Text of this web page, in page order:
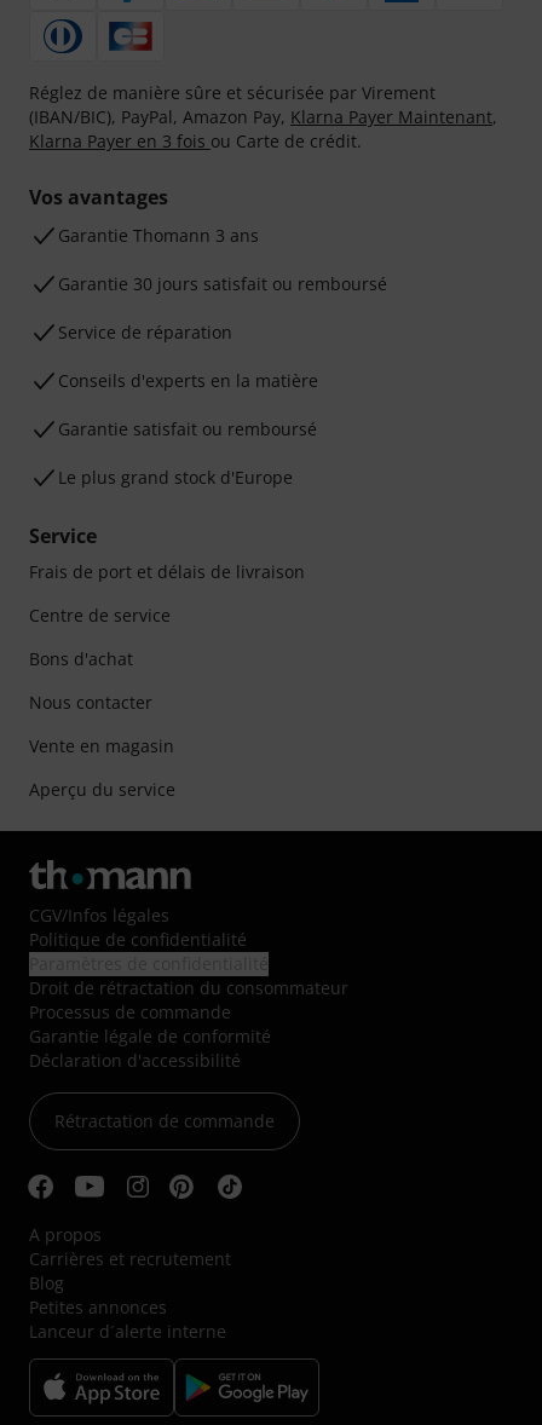
Réglez de manière sûre et sécurisée par Virement
(IBAN/BIC), PayPal, Amazon Pay, Klarna Payer Maintenant,
Klarna Payer en 3 fois ou Carte de crédit.
Vos avantages
Ga­ran­tie Thomann 3 ans
Garantie 30 jours satisfait ou remboursé
Service de réparation
Conseils d'experts en la matière
Garantie satisfait ou remboursé
Le plus grand stock d'Europe
Service
Frais de port et délais de livraison
Centre de service
Bons d'achat
Nous contacter
Vente en magasin
Aperçu du service
CGV/Infos légales
Politique de confidentialité
Droit de rétractation du consommateur
Processus de commande
Garantie légale de conformité
Déclaration d'accessibilité
Rétractation de commande
A propos
Carrières et recrutement
Blog
Petites annonces
Lanceur d´alerte interne